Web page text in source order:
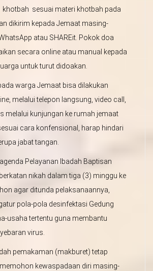
sesuai materi khotbah pada
dikirim kepada Jemaat masing-
atau SHAREit. Pokok doa
secara online atau manual kepada
untuk turut didoakan.
warga Jemaat bisa dilakukan
melalui telepon langsung, video call,
melalui kunjungan ke rumah jemaat
cara konfensional, harap hindari
jabat tangan.
Pelayanan Ibadah Baptisan
nikah dalam tiga (3) minggu ke
agar ditunda pelaksanaannya,
pola-pola desinfektasi Gedung
usaha tertentu guna membantu
virus.
pemakaman (makburet) tetap
kewaspadaan diri masing-